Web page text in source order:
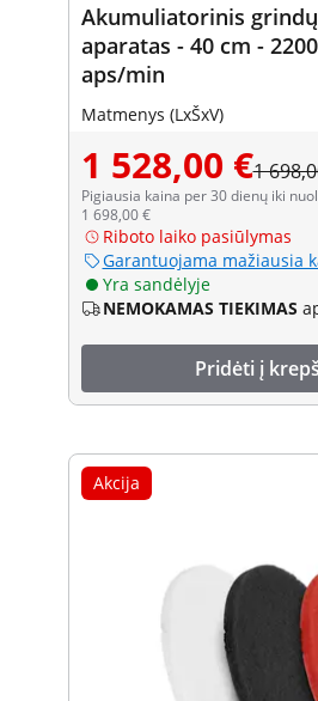
Akumuliatorinis
aparatas - 40 cm -
aps/min
Matmenys (LxŠxV)
1 528,00 €1
Pigiausia kaina per 30 dienų iki
1 698,00 €
Riboto laiko pasiūlymas
Garantuojama mažiausia
Yra sandėlyje
NEMOKAMAS TIEKIMAS
Pridėti į
Akcija